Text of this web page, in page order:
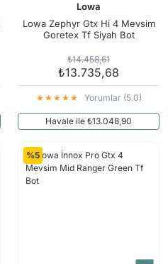
Lowa
Lowa Zephyr Gtx Hi 4 Mevsim
Goretex Tf Siyah Bot
₺14.458,61
₺13.735,68
Yorumlar (5.0)
Havale ile ₺13.048,90
%5